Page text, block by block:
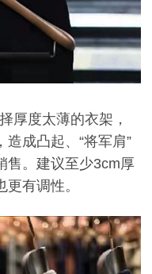
度太薄的衣架，
成凸起、“将军肩”
售。建议至少3cm厚
有调性。